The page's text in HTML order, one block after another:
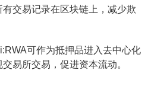
有交易记录在区块链上，减少欺
可作为抵押品进入去中心化
易所交易，促进资本流动。